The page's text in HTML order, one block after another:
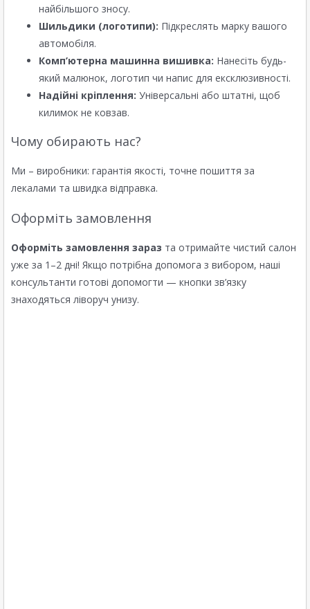
найбільшого зносу.
Шильдики (логотипи): Підкреслять марку вашого
автомобіля.
Комп’ютерна машинна вишивка: Нанесіть будь-
який малюнок, логотип чи напис для ексклюзивності.
Надійні кріплення: Універсальні або штатні, щоб
килимок не ковзав.
Чому обирають нас?
Ми – виробники: гарантія якості, точне пошиття за
лекалами та швидка відправка.
Оформіть замовлення
Оформіть замовлення зараз та отримайте чистий салон
уже за 1–2 дні! Якщо потрібна допомога з вибором, наші
консультанти готові допомогти — кнопки зв’язку
знаходяться ліворуч унизу.